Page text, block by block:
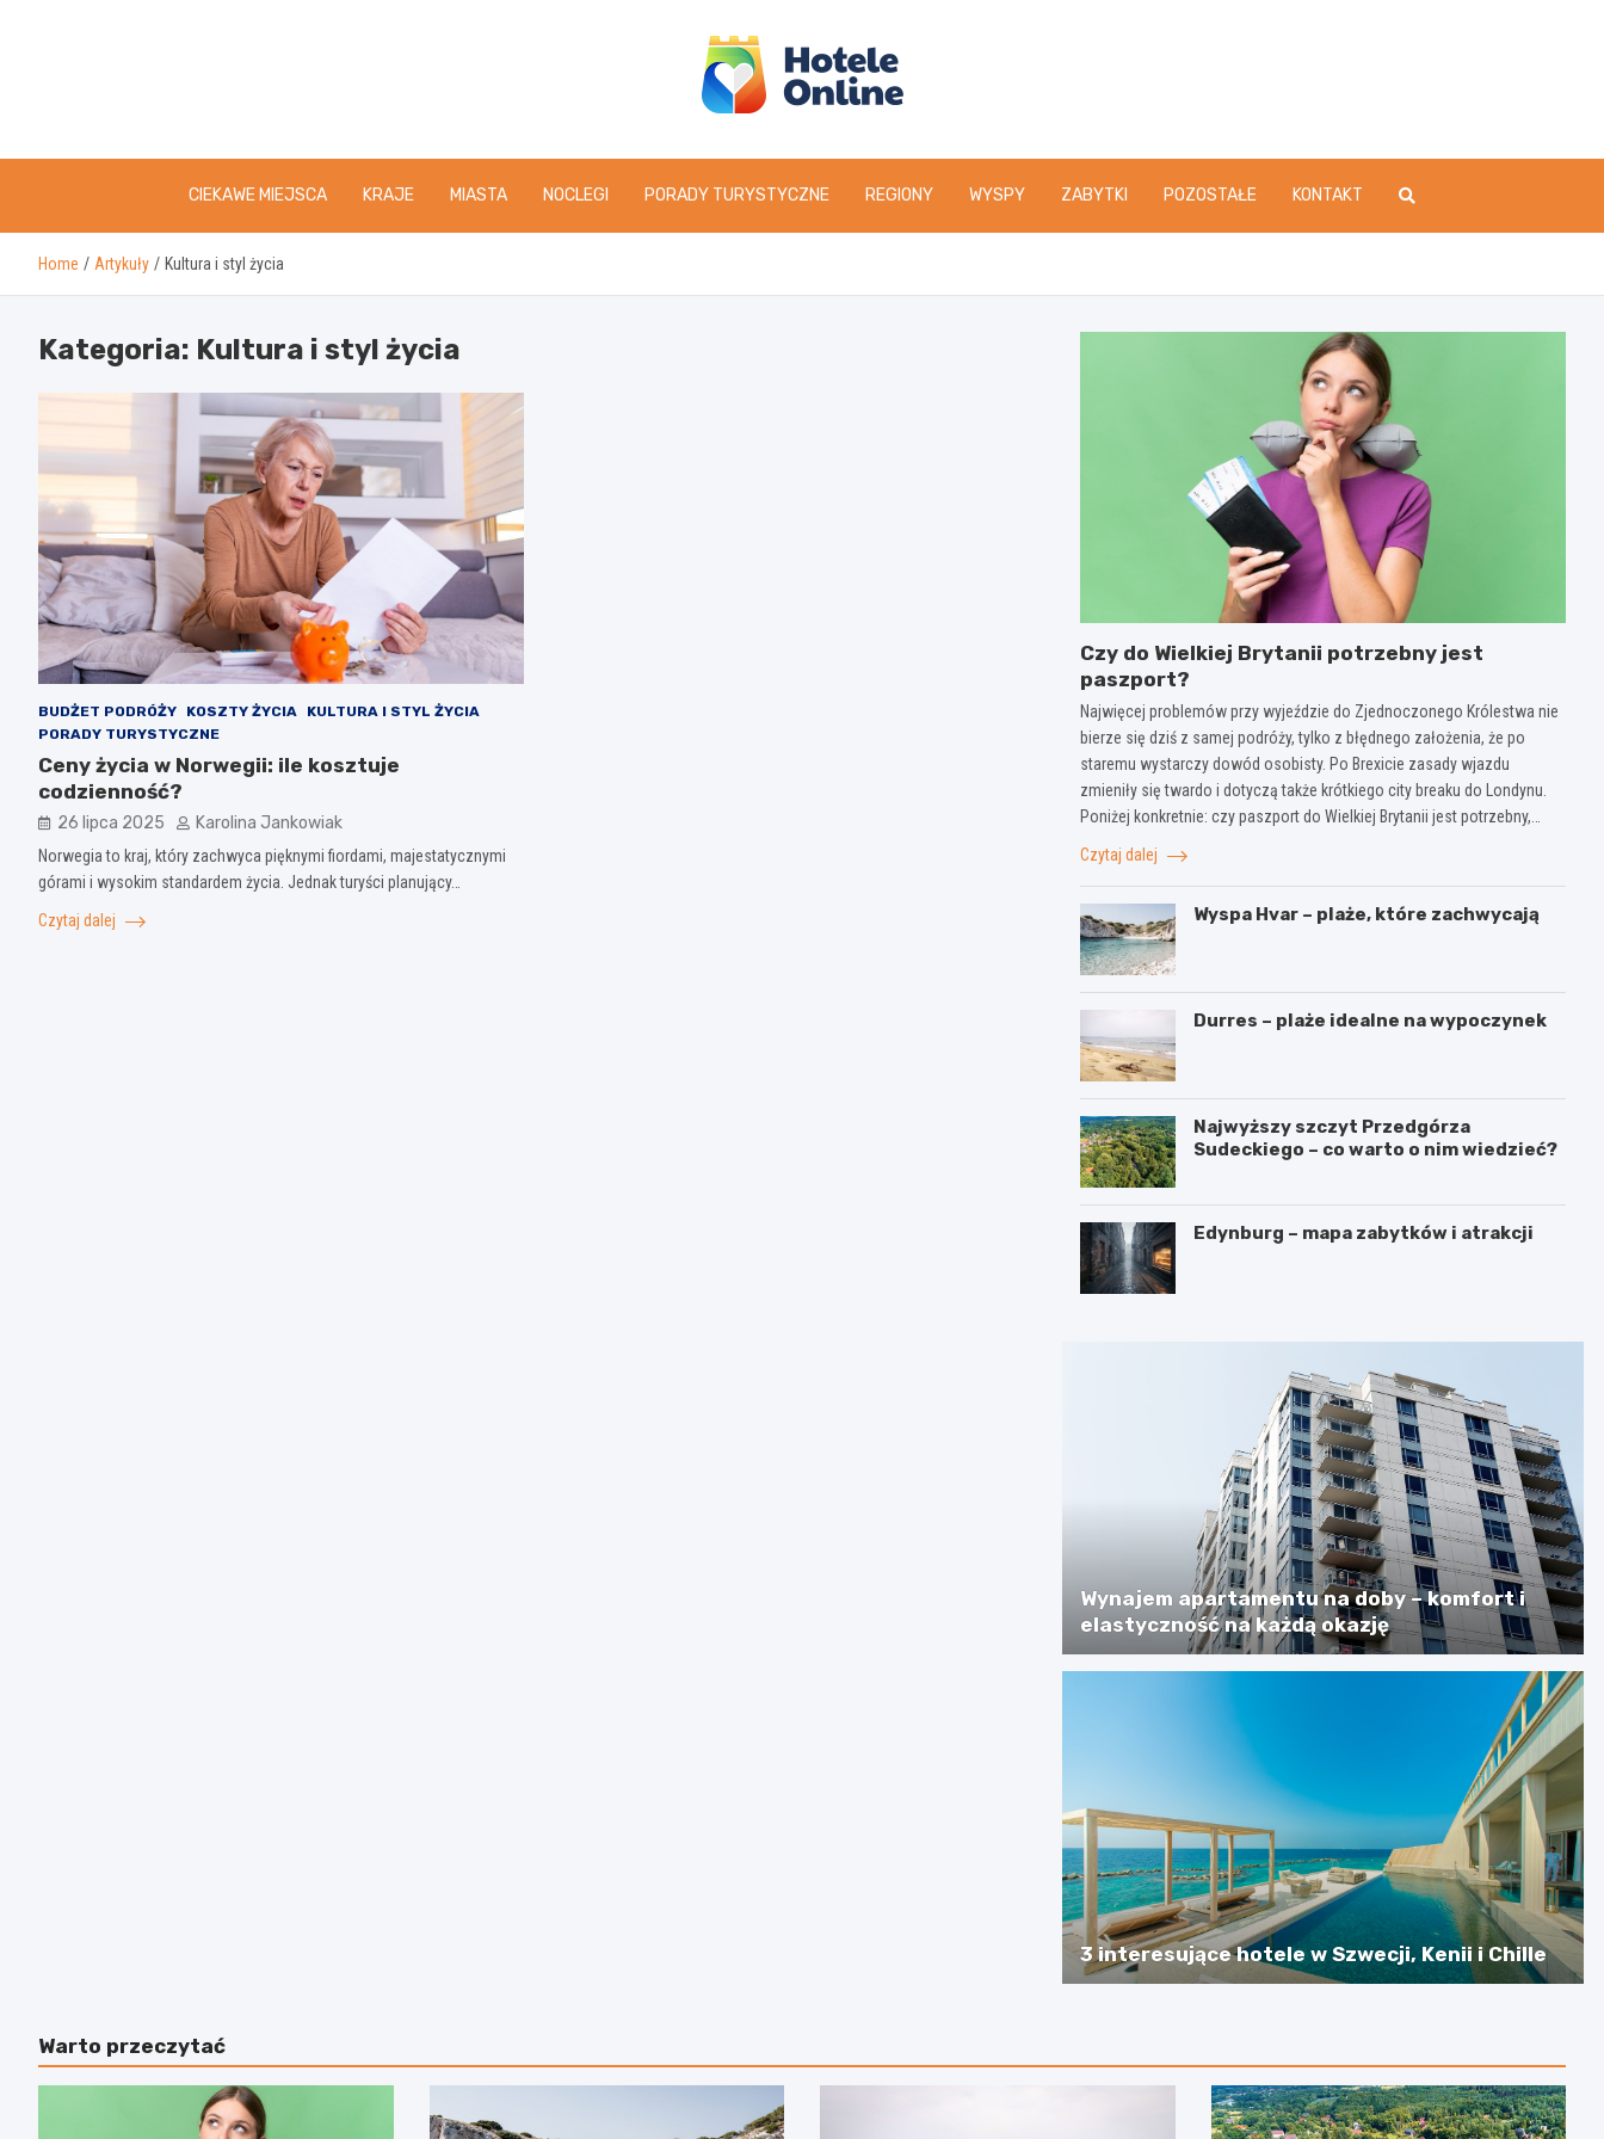
CIEKAWE MIEJSCA KRAJE MIASTA NOCLEGI PORADY TURYSTYCZNE REGIONY WYSPY ZABYTKI POZOSTAŁE KONTAKT
Home Artykuły Kultura i styl życia
Kategoria: Kultura i styl życia
BUDŻET PODRÓŻY KOSZTY ŻYCIA
KULTURA I STYL ŻYCIA
PORADY TURYSTYCZNE
Ceny życia w Norwegii: ile kosztuje
codzienność?
26 lipca 2025 Karolina Jankowiak
Norwegia to kraj, który zachwyca pięknymi fiordami, majestatycznymi
górami i wysokim standardem życia. Jednak turyści planujący…
Czytaj dalej
Czy do Wielkiej Brytanii potrzebny jest
paszport?
Najwięcej problemów przy wyjeździe do Zjednoczonego Królestwa nie
bierze się dziś z samej podróży, tylko z błędnego założenia, że po
staremu wystarczy dowód osobisty. Po Brexicie zasady wjazdu
zmieniły się twardo i dotyczą także krótkiego city breaku do Londynu.
Poniżej konkretnie: czy paszport do Wielkiej Brytanii jest potrzebny,…
Czytaj dalej
Wyspa Hvar – plaże, które zachwycają
Durres – plaże idealne na wypoczynek
Najwyższy szczyt Przedgórza
Sudeckiego – co warto o nim wiedzieć?
Edynburg – mapa zabytków i atrakcji
Wynajem apartamentu na doby – komfort i
elastyczność na każdą okazję
3 interesujące hotele w Szwecji, Kenii i Chille
Warto przeczytać